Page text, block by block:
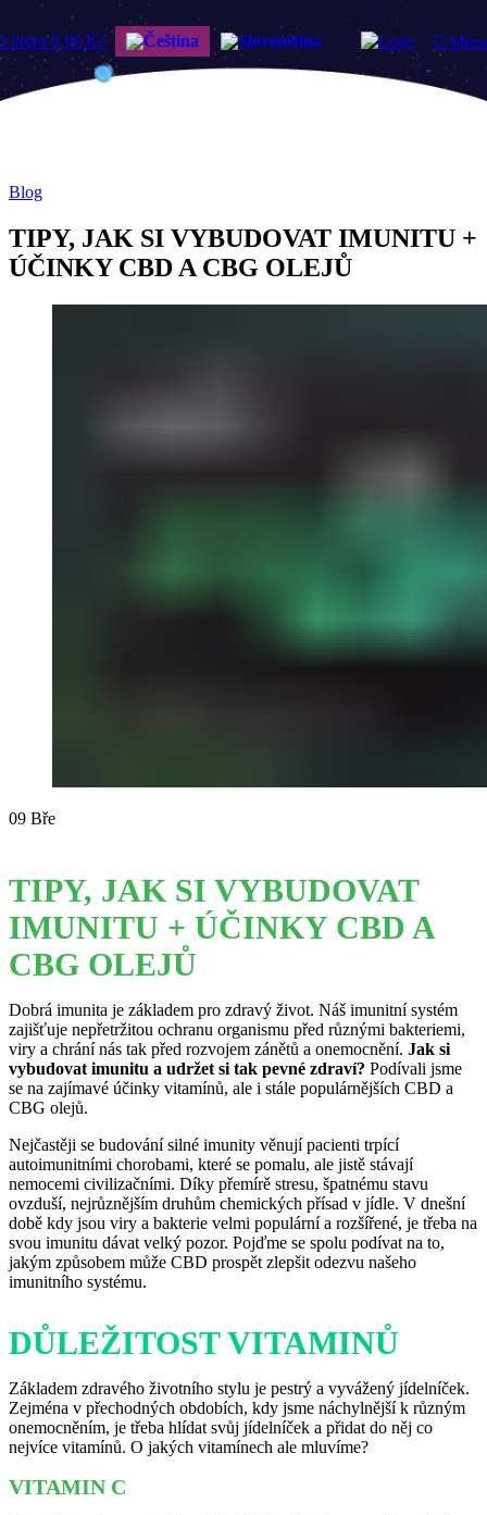
items 0,00 Kč
Blog
TIPY, JAK SI VYBUDOVAT IMUNITU +
ÚČINKY CBD A CBG OLEJŮ
09 Bře
TIPY, JAK SI VYBUDOVAT
IMUNITU + ÚČINKY CBD A
CBG OLEJŮ
Dobrá imunita je základem pro zdravý život. Náš imunitní systém
zajišťuje nepřetržitou ochranu organismu před různými bakteriemi,
viry a chrání nás tak před rozvojem zánětů a onemocnění. Jak si
vybudovat imunitu a udržet si tak pevné zdraví? Podívali jsme
se na zajímavé účinky vitamínů, ale i stále populárnějších CBD a
CBG olejů.
Nejčastěji se budování silné imunity věnují pacienti trpící
autoimunitními chorobami, které se pomalu, ale jistě stávají
nemocemi civilizačními. Díky přemírě stresu, špatnému stavu
ovzduší, nejrůznějším druhům chemických přísad v jídle. V dnešní
době kdy jsou viry a bakterie velmi populární a rozšířené, je třeba na
svou imunitu dávat velký pozor. Pojďme se spolu podívat na to,
jakým způsobem může CBD prospět zlepšit odezvu našeho
imunitního systému.
DŮLEŽITOST VITAMINŮ
Základem zdravého životního stylu je pestrý a vyvážený jídelníček.
Zejména v přechodných obdobích, kdy jsme náchylnější k různým
onemocněním, je třeba hlídat svůj jídelníček a přidat do něj co
nejvíce vitamínů. O jakých vitamínech ale mluvíme?
VITAMIN C